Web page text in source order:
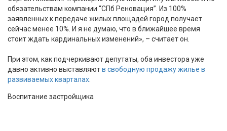
обязательствам компании “СПб Реновация”. Из 100%
заявленных к передаче жилых площадей город получает
сейчас менее 10%. И я не думаю, что в ближайшее время
стоит ждать кардинальных изменений», – считает он.
При этом, как подчеркивают депутаты, оба инвестора уже
давно активно выставляютв свободную продажу жилье в
развиваемых кварталах
Воспитание застройщика